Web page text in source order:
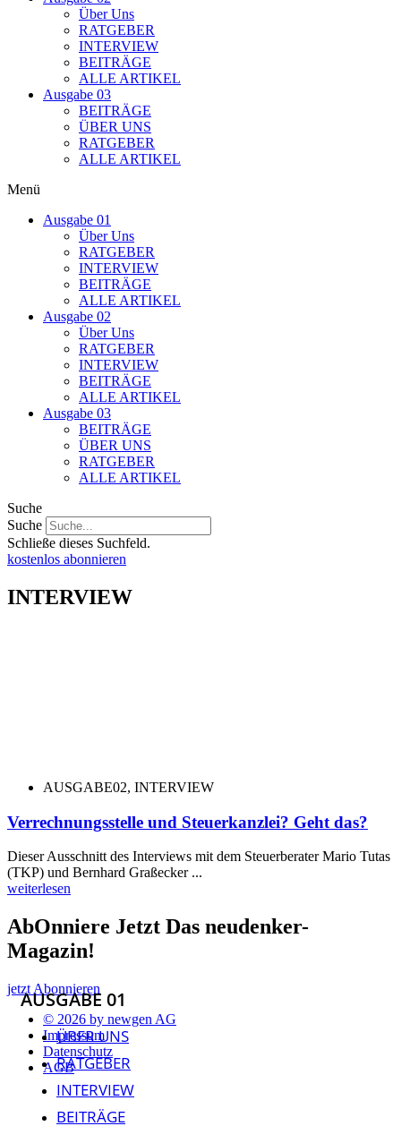
Über Uns
RATGEBER
INTERVIEW
BEITRÄGE
ALLE ARTIKEL
Ausgabe 03
BEITRÄGE
ÜBER UNS
RATGEBER
ALLE ARTIKEL
Menü
Ausgabe 01
Über Uns
RATGEBER
INTERVIEW
BEITRÄGE
ALLE ARTIKEL
Ausgabe 02
Über Uns
RATGEBER
INTERVIEW
BEITRÄGE
ALLE ARTIKEL
Ausgabe 03
BEITRÄGE
ÜBER UNS
RATGEBER
ALLE ARTIKEL
Suche
Suche
Schließe dieses Suchfeld.
kostenlos abonnieren
INTERVIEW
AUSGABE02, INTERVIEW
Verrechnungsstelle und Steuerkanzlei? Geht das?
Dieser Ausschnitt des Interviews mit dem Steuerberater Mario Tutas
(TKP) und Bernhard Graßecker ...
weiterlesen
AbOnniere Jetzt Das neudenker-
Magazin!
jetzt Abonnieren
© 2026 by newgen AG
Impressum
Datenschutz
AGB
AUSGABE 01
ÜBER UNS
RATGEBER
INTERVIEW
BEITRÄGE